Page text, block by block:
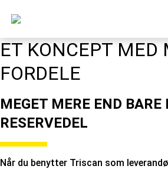
ET KONCEPT MED
FORDELE
MEGET MERE END BARE
RESERVEDEL
Når du benytter Triscan som